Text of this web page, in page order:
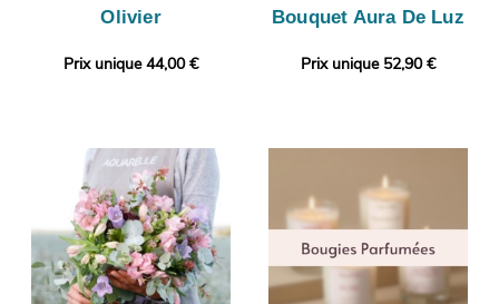
Olivier
Prix unique 44,00 €
Bouquet Aura De Luz
Prix unique 52,90 €